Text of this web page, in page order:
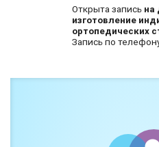
Открыта запись на
изготовление
ортопедических
Запись по